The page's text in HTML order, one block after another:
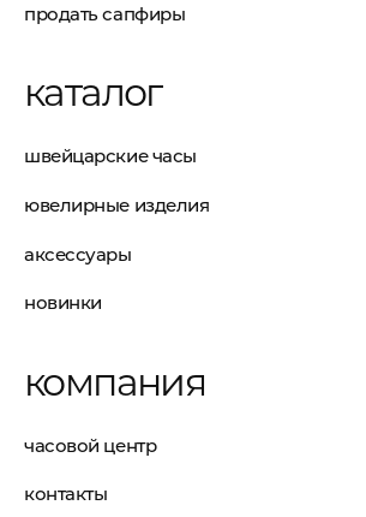
продать сапфиры
каталог
швейцарские часы
ювелирные изделия
аксессуары
новинки
компания
часовой центр
контакты